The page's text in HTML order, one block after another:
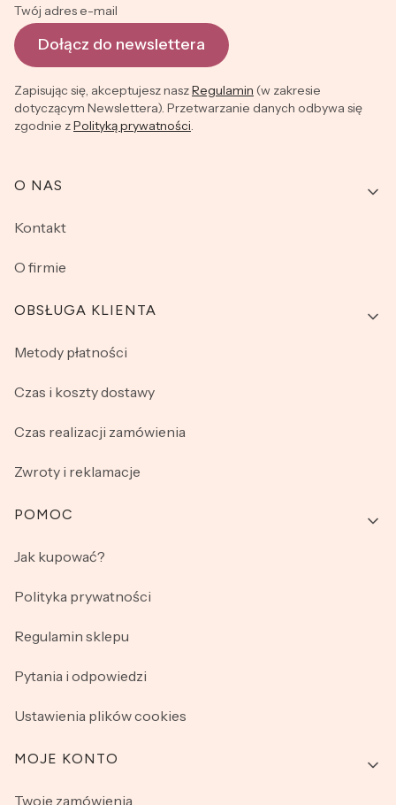
Twój adres e-mail
Dołącz do newslettera
Zapisując się, akceptujesz naszRegulamin (w zakresie
dotyczącym Newslettera). Przetwarzanie danych odbywa się
zgodnie zPolityką prywatności.
Linki w stopce
O NAS
Kontakt
O firmie
OBSŁUGA KLIENTA
Metody płatności
Czas i koszty dostawy
Czas realizacji zamówienia
Zwroty i reklamacje
POMOC
Jak kupować?
Polityka prywatności
Regulamin sklepu
Pytania i odpowiedzi
Ustawienia plików cookies
MOJE KONTO
Twoje zamówienia